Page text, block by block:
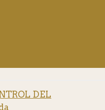
DEL